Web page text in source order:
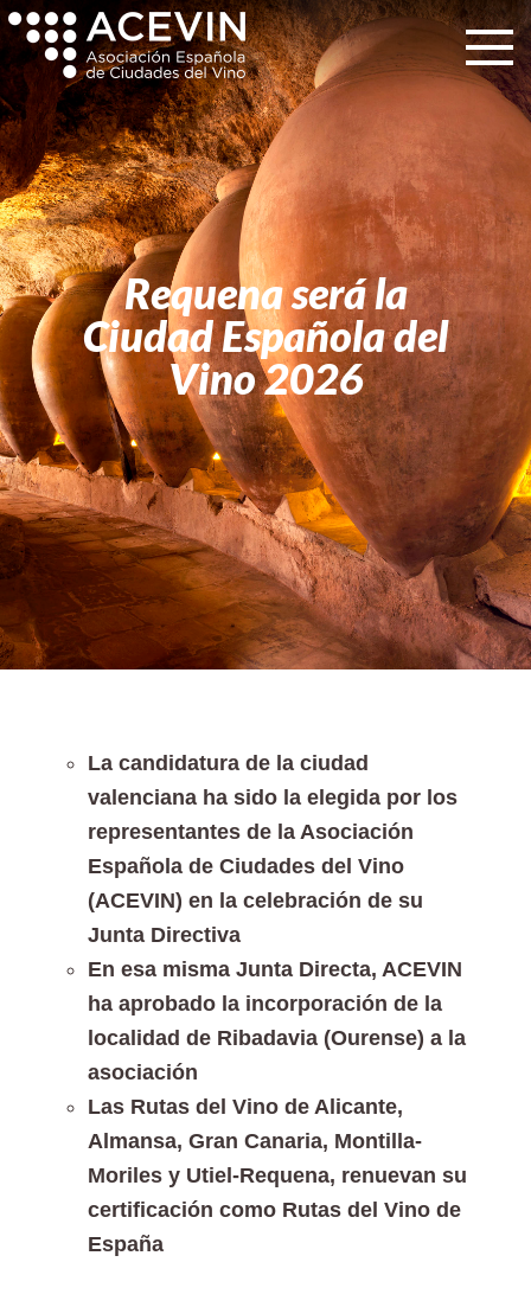
Requena será la
Ciudad Española del
Vino 2026
La candidatura de la ciudad
valenciana ha sido la elegida por los
representantes de la Asociación
Española de Ciudades del Vino
(ACEVIN) en la celebración de su
Junta Directiva
En esa misma Junta Directa, ACEVIN
ha aprobado la incorporación de la
localidad de Ribadavia (Ourense) a la
asociación
Las Rutas del Vino de Alicante,
Almansa, Gran Canaria, Montilla-
Moriles y Utiel-Requena, renuevan su
certificación como Rutas del Vino de
España